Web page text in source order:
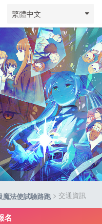
繁體中文
魔法使試驗路跑 > 交通資訊
名